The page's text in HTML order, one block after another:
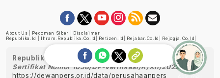
About Us Pedoman Siber
Disclaimer
Republika.id
Ihram.republika.co.id Retizen.id Rejabar.co.id Rejogja.co.id
Republika telah diverifikasi oleh Dewan Pers
Sertifikat Nomor 1058/DP-Verifikasi/K/XII/2022
https://dewanpers.or.id/data/perusahaanpers